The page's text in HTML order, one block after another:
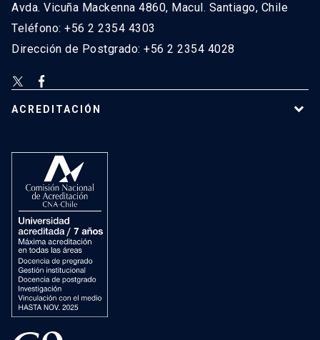
Avda. Vicuña Mackenna 4860, Macul. Santiago, Chile
Teléfono: +56 2 2354 4303
Dirección de Postgrado: +56 2 2354 4028
ACREDITACIÓN